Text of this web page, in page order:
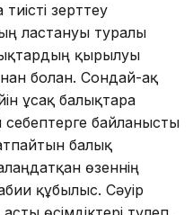
зерттеу
ластануы туралы
қырылуы
болған. Сондай-ақ
ұсақ балықтарға
себептерге байланысты
балық
өзеннің
құбылыс. Сәуір